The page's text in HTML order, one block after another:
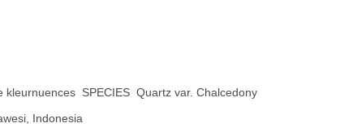
kleurnuences SPECIES Quartz var. Chalcedony
Indonesia